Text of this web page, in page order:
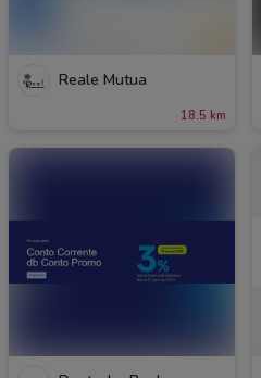
Reale Mutua
18.5 km